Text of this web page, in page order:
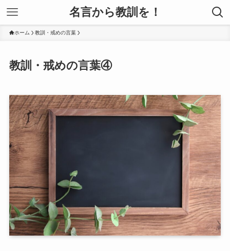
名言から教訓を！
ホーム 教訓・戒めの言葉
教訓・戒めの言葉④